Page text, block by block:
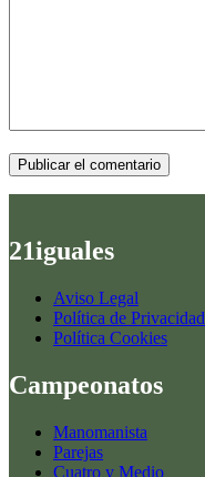
Publicar el comentario
21iguales
Aviso Legal
Política de Privacidad
Política Cookies
Campeonatos
Manomanista
Parejas
Cuatro y Medio